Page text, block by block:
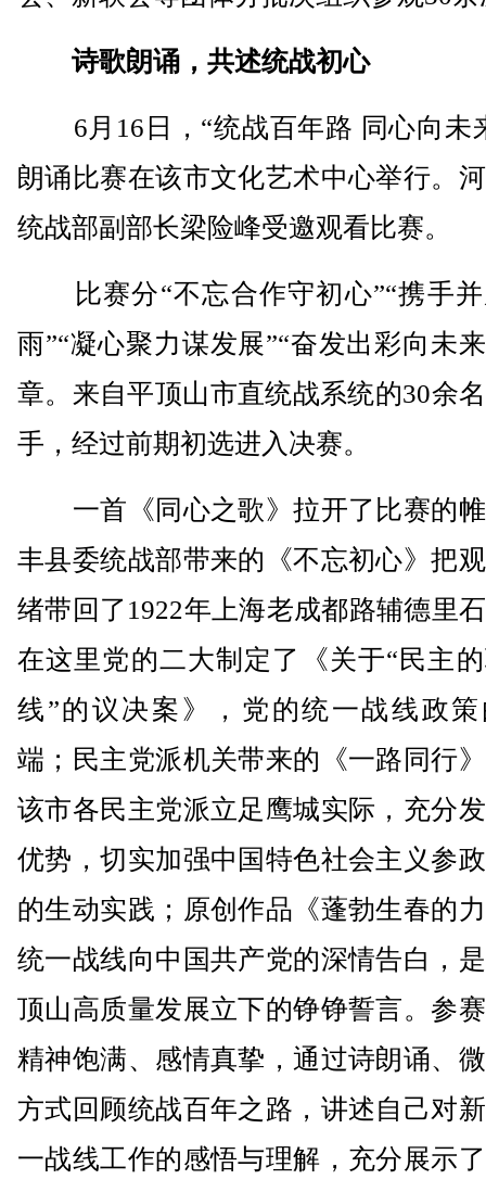
诗歌朗诵，共述统战初心
6月16日，“统战百年路 同心向未
朗诵比赛在该市文化艺术中心举行。
统战部副部长梁险峰受邀观看比赛。
比赛分“不忘合作守初心”“携手并
雨”“凝心聚力谋发展”“奋发出彩向未
章。来自平顶山市直统战系统的30余
手，经过前期初选进入决赛。
一首《同心之歌》拉开了比赛的
丰县委统战部带来的《不忘初心》把
绪带回了1922年上海老成都路辅德里
在这里党的二大制定了《关于“民主
线”的议决案》，党的统一战线政
端；民主党派机关带来的《一路同行
该市各民主党派立足鹰城实际，充分
优势，切实加强中国特色社会主义参
的生动实践；原创作品《蓬勃生春的
统一战线向中国共产党的深情告白，
顶山高质量发展立下的铮铮誓言。参
精神饱满、感情真挚，通过诗朗诵、
方式回顾统战百年之路，讲述自己对
一战线工作的感悟与理解，充分展示